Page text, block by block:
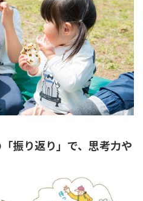
振り返り」で、思考力や